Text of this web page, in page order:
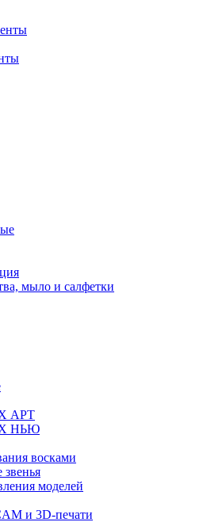
мыло и салфетки
АРТ
НЬЮ
восками
моделей
и 3D-печати